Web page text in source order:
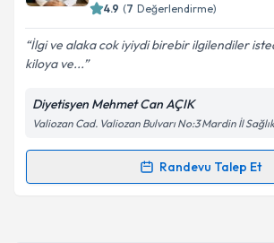
4.9 (7 Değerlendirme)
İlgi ve alaka cok iyiydi birebir ilgilendiler
kiloya ve...
Diyetisyen Mehmet Can AÇIK
Valiozan Cad. Valiozan Bulvarı No:3 Mardin İl
Randevu Talep Et
Randevu Takvimi Talebi